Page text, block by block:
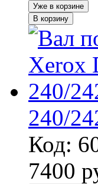
Уже в корзине
В корзину
240/
Код:
7400